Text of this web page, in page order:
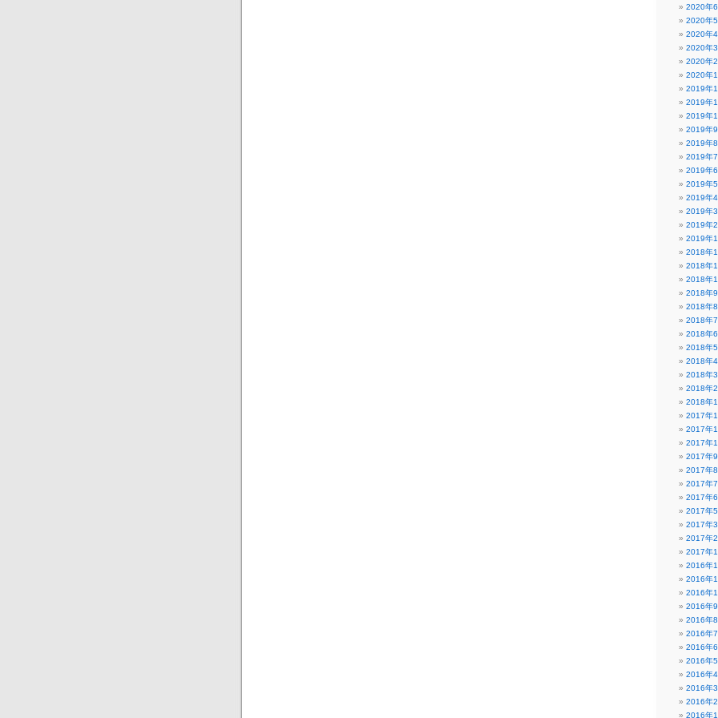
2020年6
2020年5
2020年4
2020年3
2020年2
2020年1
2019年
2019年
2019年
2019年9
2019年8
2019年7
2019年6
2019年5
2019年4
2019年3
2019年2
2019年1
2018年
2018年
2018年
2018年9
2018年8
2018年7
2018年6
2018年5
2018年4
2018年3
2018年2
2018年1
2017年
2017年
2017年
2017年9
2017年8
2017年7
2017年6
2017年5
2017年3
2017年2
2017年1
2016年
2016年
2016年
2016年9
2016年8
2016年7
2016年6
2016年5
2016年4
2016年3
2016年2
2016年1